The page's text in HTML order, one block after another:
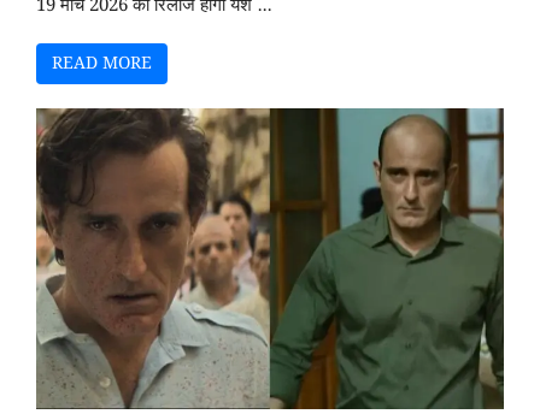
19 मार्च 2026 को रिलीज होगी यश ...
READ MORE